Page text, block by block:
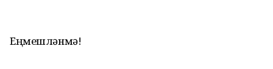
Еңмешләнмә!